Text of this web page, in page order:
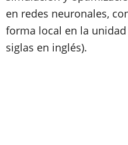
en redes neuronales,
forma local en la
siglas en inglés).